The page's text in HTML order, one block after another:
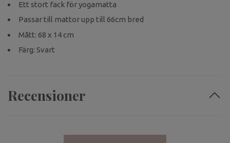
Ett stort fack för yogamatta
Passar till mattor upp till 66cm bred
Mått: 68 x 14 cm
Färg: Svart
Recensioner